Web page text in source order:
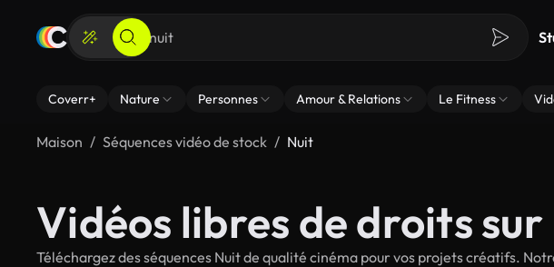
Coverr+ Nature Personnes Amour & Relations Le Fitness
Maison Séquences vidéo de stock Nuit
Vidéos libres de droits
Téléchargez des séquences Nuit de qualité cinéma pour vos projets créatifs.